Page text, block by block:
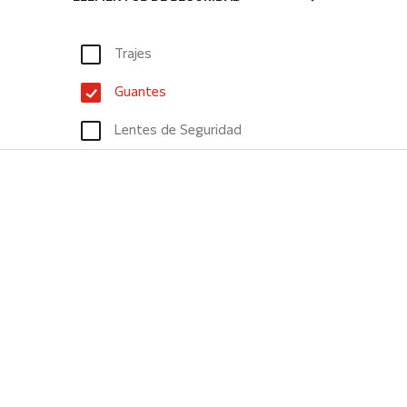
Trajes
Guantes
Lentes de Seguridad